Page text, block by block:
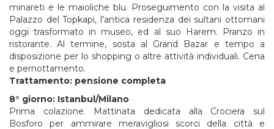
minareti e le maioliche blu. Proseguimento con la visita al
Palazzo del Topkapi, l’antica residenza dei sultani ottomani
oggi trasformato in museo, ed al suo Harem. Pranzo in
ristorante. Al termine, sosta al Grand Bazar e tempo a
disposizione per lo shopping o altre attività individuali. Cena
e pernottamento.
Trattamento: pensione completa
8° giorno: Istanbul/Milano
Prima colazione. Mattinata dedicata alla Crociera sul
Bosforo per ammirare meravigliosi scorci della città e